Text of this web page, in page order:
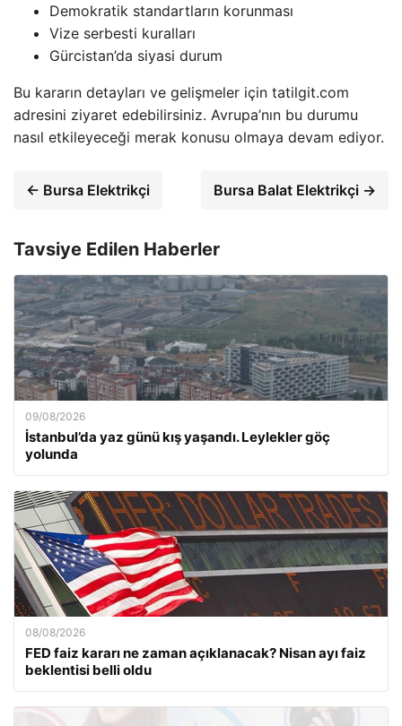
Demokratik standartların korunması
Vize serbesti kuralları
Gürcistan’da siyasi durum
Bu kararın detayları ve gelişmeler için tatilgit.com
adresini ziyaret edebilirsiniz. Avrupa’nın bu durumu
nasıl etkileyeceği merak konusu olmaya devam ediyor.
← Bursa Elektrikçi Bursa Balat Elektrikçi →
Tavsiye Edilen Haberler
09/08/2026
İstanbul’da yaz günü kış yaşandı. Leylekler göç
yolunda
08/08/2026
FED faiz kararı ne zaman açıklanacak? Nisan ayı faiz
beklentisi belli oldu